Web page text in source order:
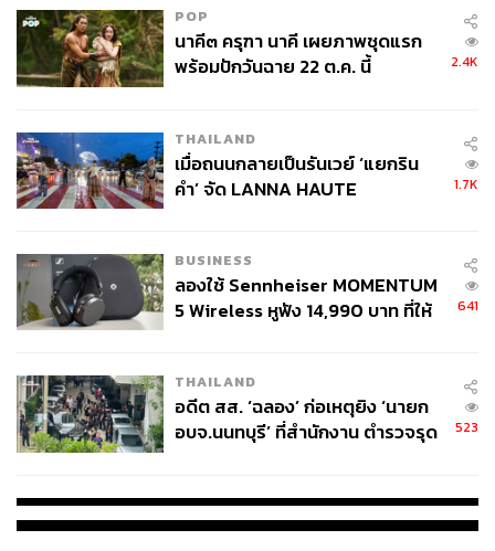
POP
นาคี๓ ครุฑา นาคี เผยภาพชุดแรก
พร้อมปักวันฉาย 22 ต.ค. นี้
2.4K
THAILAND
เมื่อถนนกลายเป็นรันเวย์ ‘แยกริน
คำ’ จัด LANNA HAUTE
1.7K
BUSINESS
ลองใช้ Sennheiser MOMENTUM
5 Wireless หูฟัง 14,990 บาท ที่ให้
641
THAILAND
อดีต สส. ‘ฉลอง’ ก่อเหตุยิง ‘นายก
อบจ.นนทบุรี’ ที่สำนักงาน ตำรวจรุด
523